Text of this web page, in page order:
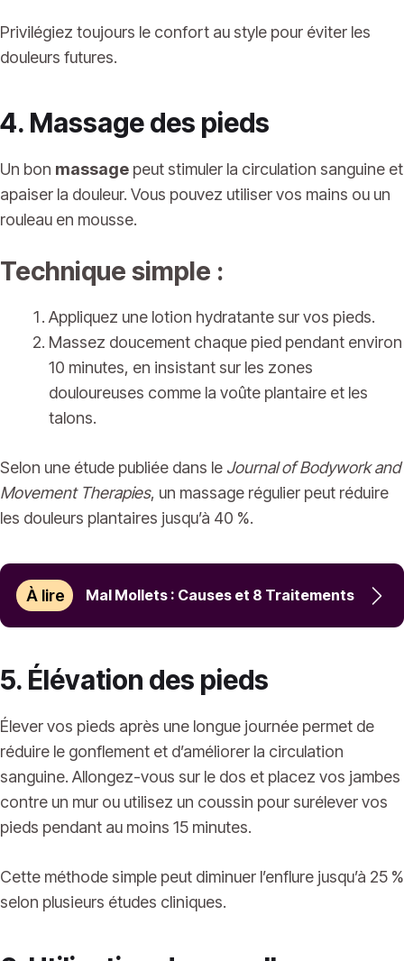
Privilégiez toujours le confort au style pour éviter les
douleurs futures.
4. Massage des pieds
Un bon massage peut stimuler la circulation sanguine et
apaiser la douleur. Vous pouvez utiliser vos mains ou un
rouleau en mousse.
Technique simple :
Appliquez une lotion hydratante sur vos pieds.
Massez doucement chaque pied pendant environ
10 minutes, en insistant sur les zones
douloureuses comme la voûte plantaire et les
talons.
Selon une étude publiée dans le Journal of Bodywork and
Movement Therapies, un massage régulier peut réduire
les douleurs plantaires jusqu’à 40 %.
À lire Mal Mollets : Causes et 8 Traitements
5. Élévation des pieds
Élever vos pieds après une longue journée permet de
réduire le gonflement et d’améliorer la circulation
sanguine. Allongez-vous sur le dos et placez vos jambes
contre un mur ou utilisez un coussin pour surélever vos
pieds pendant au moins 15 minutes.
Cette méthode simple peut diminuer l’enflure jusqu’à 25 %
selon plusieurs études cliniques.